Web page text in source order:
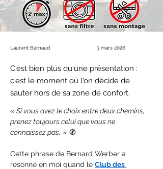
Laurent Barnaud 3 mars 2026
C'est bien plus qu'une présentation :
c'est le moment où l'on décide de
sauter hors de sa zone de confort.
« Si vous avez le choix entre deux chemins,
prenez toujours celui que vous ne
connaissez pas. » 🧭
Cette phrase de Bernard Werber a
résonné en moi quand le Club des